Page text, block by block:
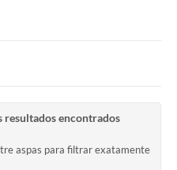
resultados encontrados
aspas para filtrar exatamente